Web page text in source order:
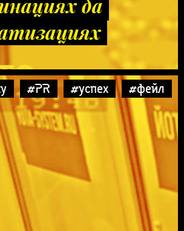
да
#PR #успех #фейл